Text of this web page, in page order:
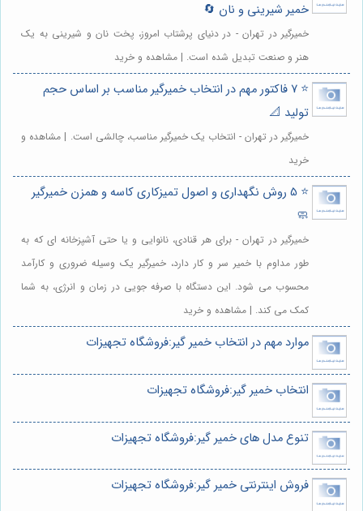
خمیر شیرینی و نان 🔄
خمیرگیر در تهران - در دنیای پرشتاب امروز، پخت نان و شیرینی به یک
هنر و صنعت تبدیل شده است. | مشاهده و خرید
⭐️ 7 فاکتور مهم در انتخاب خمیرگیر مناسب بر اساس حجم
تولید 📐
خمیرگیر در تهران - انتخاب یک خمیرگیر مناسب، چالشی است. | مشاهده و
خرید
⭐️ 5 روش نگهداری و اصول تمیزکاری کاسه و همزن خمیرگیر
🧼
خمیرگیر در تهران - برای هر قنادی، نانوایی و یا حتی آشپزخانه ای که به
طور مداوم با خمیر سر و کار دارد، خمیرگیر یک وسیله ضروری و کارآمد
محسوب می شود. این دستگاه با صرفه جویی در زمان و انرژی، به شما
کمک می کند. | مشاهده و خرید
موارد مهم در انتخاب خمیر گیر:فروشگاه تجهیزات
انتخاب خمیر گیر:فروشگاه تجهیزات
تنوع مدل های خمیر گیر:فروشگاه تجهیزات
فروش اینترنتی خمیر گیر:فروشگاه تجهیزات